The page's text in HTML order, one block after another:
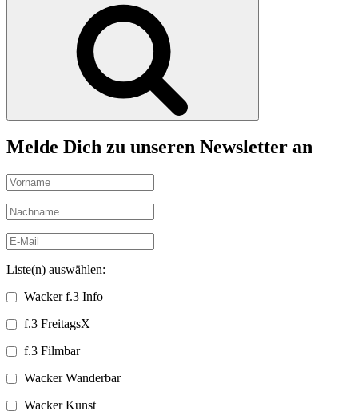
Melde Dich zu unseren Newsletter an
Liste(n) auswählen:
Wacker f.3 Info
f.3 FreitagsX
f.3 Filmbar
Wacker Wanderbar
Wacker Kunst